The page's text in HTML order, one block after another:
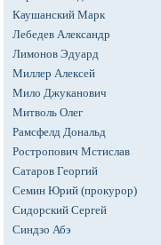
Каушанский Марк
Лебедев Александр
Лимонов Эдуард
Миллер Алексей
Мило Джуканович
Митволь Олег
Рамсфелд Дональд
Ростропович Мстислав
Сатаров Георгий
Семин Юрий (прокурор)
Сидорский Сергей
Синдзо Абэ